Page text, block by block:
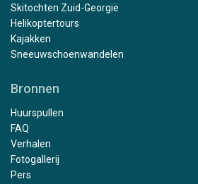
Skitochten Zuid-Georgië
Helikoptertours
Kajakken
Sneeuwschoenwandelen
Bronnen
Huurspullen
FAQ
Verhalen
Fotogallerij
Pers